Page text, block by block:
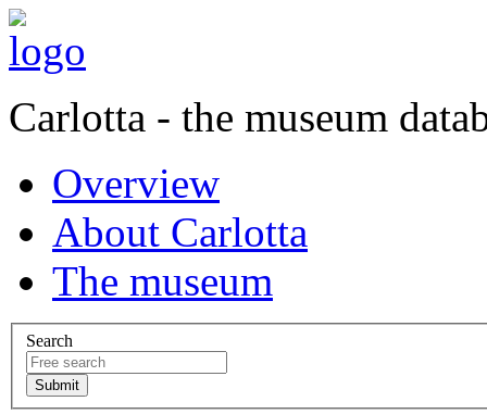
Carlotta - the museum
Overview
About Carlotta
The museum
Search